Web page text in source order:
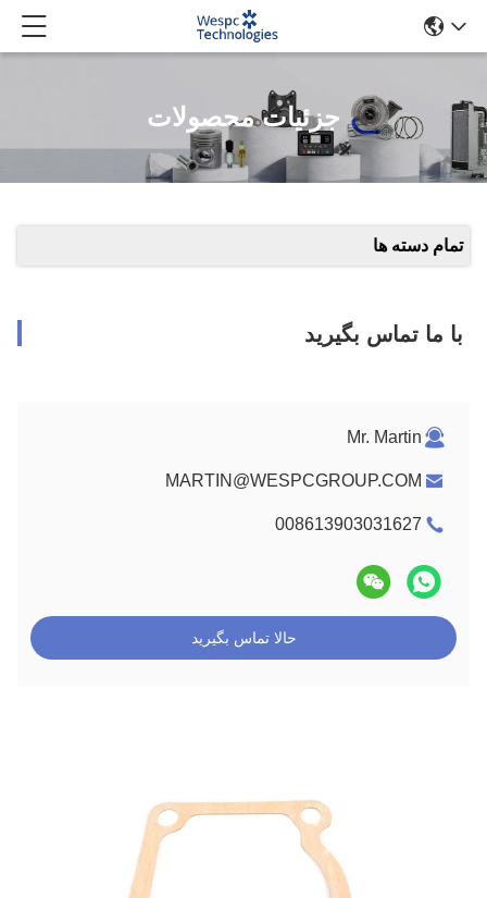
جزئیات محصولات
تمام دسته ها
با ما تماس بگیرید
Mr. Martin
MARTIN@WESPCGROUP.COM
008613903031627
حالا تماس بگیرید